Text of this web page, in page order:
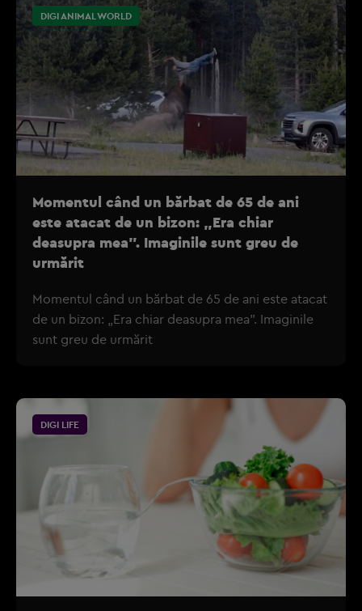
DIGI ANIMAL WORLD
Momentul când un bărbat de 65 de ani
este atacat de un bizon: „Era chiar
deasupra mea”. Imaginile sunt greu de
urmărit
Momentul când un bărbat de 65 de ani este atacat
de un bizon: „Era chiar deasupra mea”. Imaginile
sunt greu de urmărit
DIGI LIFE